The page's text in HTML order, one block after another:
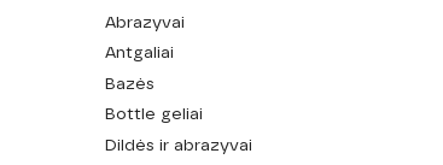
Abrazyvai
Antgaliai
Bazės
Bottle geliai
Dildės ir abrazyvai